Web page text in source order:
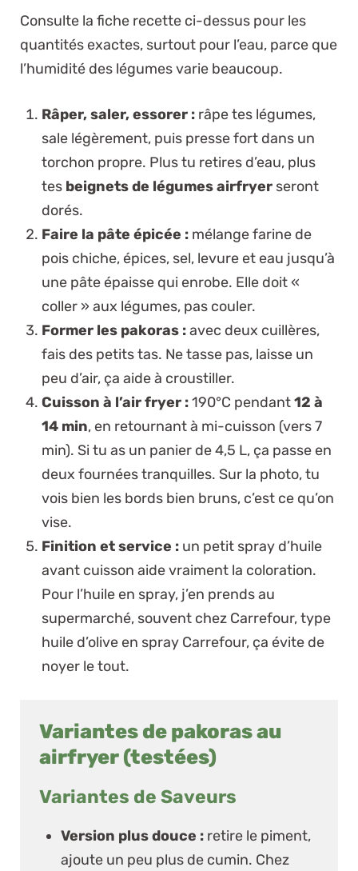
Consulte la fiche recette ci-dessus pour les
quantités exactes, surtout pour l’eau, parce que
l’humidité des légumes varie beaucoup.
Râper, saler, essorer : râpe tes légumes,
sale légèrement, puis presse fort dans un
torchon propre. Plus tu retires d’eau, plus
tes beignets de légumes airfryer seront
dorés.
Faire la pâte épicée : mélange farine de
pois chiche, épices, sel, levure et eau jusqu’à
une pâte épaisse qui enrobe. Elle doit «
coller » aux légumes, pas couler.
Former les pakoras :avec deux cuillères,
fais des petits tas. Ne tasse pas, laisse un
peu d’air, ça aide à croustiller.
Cuisson à l’air fryer :190°C pendant12 à
14 min, en retournant à mi-cuisson (vers 7
min). Si tu as un panier de 4,5 L, ça passe en
deux fournées tranquilles. Sur la photo, tu
vois bien les bords bien bruns, c’est ce qu’on
vise.
Finition et service : un petit spray d’huile
avant cuisson aide vraiment la coloration.
Pour l’huile en spray, j’en prends au
supermarché, souvent chez Carrefour, type
huile d’olive en spray Carrefour, ça évite de
noyer le tout.
Variantes de pakoras au
airfryer (testées)
Variantes de Saveurs
Version plus douce : retire le piment,
ajoute un peu plus de cumin. Chez